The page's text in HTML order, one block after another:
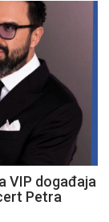
VIP događaja
Petra